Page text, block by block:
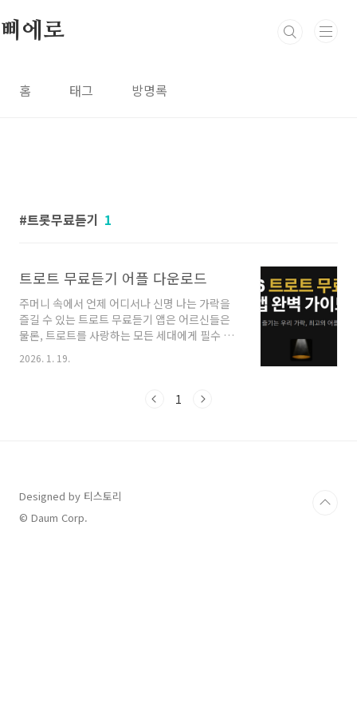
삐에로
홈 태그 방명록
트롯무료듣기 1
트로트 무료듣기 어플 다운로드
주머니 속에서 언제 어디서나 신명 나는 가락을
즐길 수 있는 트로트 무료듣기 앱은 어르신들은
물론, 트로트를 사랑하는 모든 세대에게 필수 아
이템이 되었습니다. 최근에는 단순히 노래만 들
려주는 것을 넘어 가사 보기, 트로트 가수들의 최
들이 많아졌습니다. 2026년 현재 사용자들에게
을 엄선했습니다.인기 트로트 노래모음 (가사 지
원)특징: 임영웅, 이찬원, 영탁 등 미스터트롯 출
신 가수들부터 나훈아, 심수봉 등 레전드 가수의..
2026. 1. 19.
1
Designed by 티스토리
© Daum Corp.